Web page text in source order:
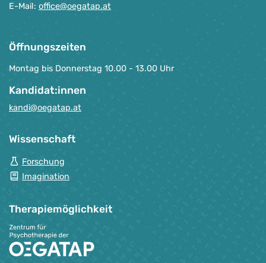
E-Mail: office@oegatap.at
Öffnungszeiten
Montag bis Donnerstag 10.00 - 13.00 Uhr
Kandidat:innen
kandi@oegatap.at
Wissenschaft
Forschung
Imagination
Therapie­möglichkeit